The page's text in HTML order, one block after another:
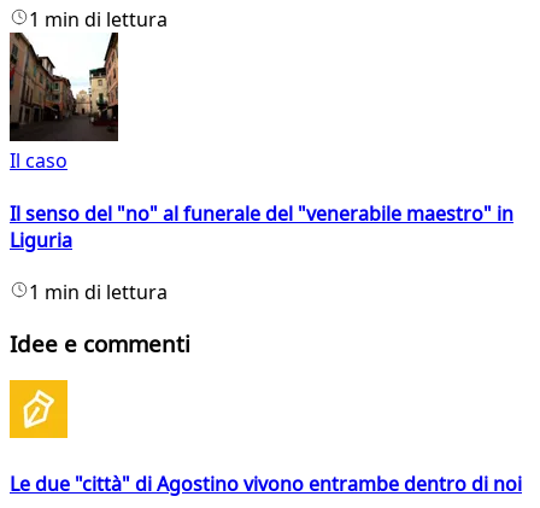
1 min di lettura
Il caso
Il senso del "no" al funerale del "venerabile maestro" in
Liguria
1 min di lettura
Idee e commenti
Le due "città" di Agostino vivono entrambe dentro di noi